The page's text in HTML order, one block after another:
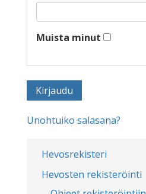
Hevosrekisteri
Hevosten rekisteröinti
Muista minut
Unohtuiko salasana?